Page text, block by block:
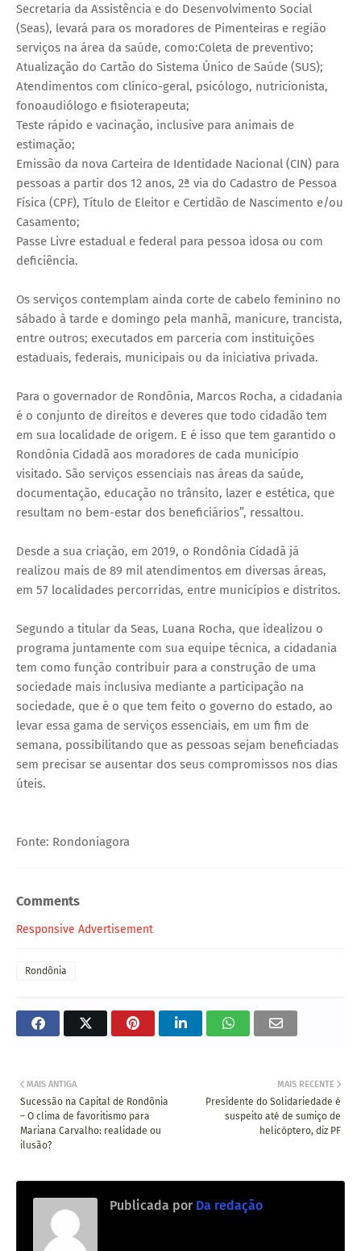
Secretaria da Assistência e do Desenvolvimento Social
(Seas), levará para os moradores de Pimenteiras e região
serviços na área da saúde, como:Coleta de preventivo;
Atualização do Cartão do Sistema Único de Saúde (SUS);
Atendimentos com clínico-geral, psicólogo, nutricionista,
fonoaudiólogo e fisioterapeuta;
Teste rápido e vacinação, inclusive para animais de
estimação;
Emissão da nova Carteira de Identidade Nacional (CIN) para
pessoas a partir dos 12 anos, 2ª via do Cadastro de Pessoa
Física (CPF), Título de Eleitor e Certidão de Nascimento e/ou
Casamento;
Passe Livre estadual e federal para pessoa idosa ou com
deficiência.
Os serviços contemplam ainda corte de cabelo feminino no
sábado à tarde e domingo pela manhã, manicure, trancista,
entre outros; executados em parceria com instituições
estaduais, federais, municipais ou da iniciativa privada.
Para o governador de Rondônia, Marcos Rocha, a cidadania
é o conjunto de direitos e deveres que todo cidadão tem
em sua localidade de origem. E é isso que tem garantido o
Rondônia Cidadã aos moradores de cada município
visitado. São serviços essenciais nas áreas da saúde,
documentação, educação no trânsito, lazer e estética, que
resultam no bem-estar dos beneficiários”, ressaltou.
Desde a sua criação, em 2019, o Rondônia Cidadã já
realizou mais de 89 mil atendimentos em diversas áreas,
em 57 localidades percorridas, entre municípios e distritos.
Segundo a titular da Seas, Luana Rocha, que idealizou o
programa juntamente com sua equipe técnica, a cidadania
tem como função contribuir para a construção de uma
sociedade mais inclusiva mediante a participação na
sociedade, que é o que tem feito o governo do estado, ao
levar essa gama de serviços essenciais, em um fim de
semana, possibilitando que as pessoas sejam beneficiadas
sem precisar se ausentar dos seus compromissos nos dias
úteis.
Fonte: Rondoniagora
Comments
Responsive Advertisement
Rondônia
MAIS RECENTE
Presidente do Solidariedade é
suspeito até de sumiço de
helicóptero, diz PF
MAIS ANTIGA
Sucessão na Capital de Rondônia
– O clima de favoritismo para
Mariana Carvalho: realidade ou
ilusão?
Publicada por Da redação